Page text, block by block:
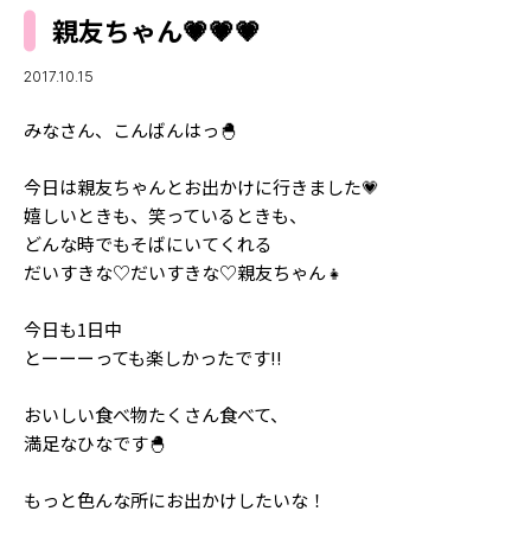
Instagram
YouTube
FORTUNE
MISS SEVENTEEN
ミスセブンティーンニュース
MAGAZINE
バックナンバー
INFORMATION
Seventeen
Follow us
親友ちゃん💗💗💗
2017.10.15
みなさん、こんばんはっ🐣
今日は親友ちゃんとお出かけに行きました💗
嬉しいときも、笑っているときも、
どんな時でもそばにいてくれる
だいすきな♡だいすきな♡親友ちゃん👧
今日も1日中
とーーーっても楽しかったです!!
おいしい食べ物たくさん食べて、
満足なひなです🐣
もっと色んな所にお出かけしたいな！